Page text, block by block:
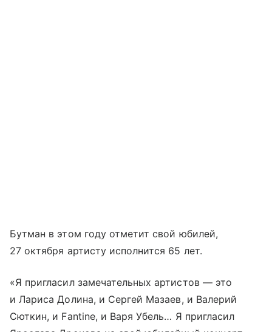
Бутман в этом году отметит свой юбилей,
27 октября артисту исполнится 65 лет.
«Я пригласил замечательных артистов — это
и Лариса Долина, и Сергей Мазаев, и Валерий
Сюткин, и Fantine, и Варя Убель… Я пригласил